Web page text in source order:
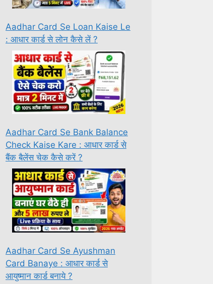
Aadhar Card Se Loan Kaise Le
: आधार कार्ड से लोन कैसे लें ?
Aadhar Card Se Bank Balance
Check Kaise Kare : आधार कार्ड से
बैंक बैलेंस चेक कैसे करें ?
Aadhar Card Se Ayushman
Card Banaye : आधार कार्ड से
आयुष्मान कार्ड बनाये ?